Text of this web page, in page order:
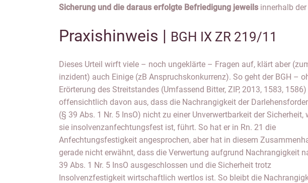
Sicherung und die daraus erfolgte Befriedigung jeweils innerhalb
Praxishinweis | BGH IX ZR 219/11
Dieses Urteil wirft viele – noch ungeklärte – Fragen auf, klärt aber
inzident) auch Einige (zB Anspruchskonkurrenz). So geht der BGH –
Erörterung des Streitstandes (Umfassend Bitter, ZIP, 2013, 1583,
offensichtlich davon aus, dass die Nachrangigkeit der
(§ 39 Abs. 1 Nr. 5 InsO) nicht zu einer Unverwertbarkeit der Sicherheit,
sie insolvenzanfechtungsfest ist, führt. So hat er in Rn. 21 die
Anfechtungsfestigkeit angesprochen, aber hat in diesem
gerade nicht erwähnt, dass die Verwertung aufgrund Nachrangigkeit
39 Abs. 1 Nr. 5 InsO ausgeschlossen und die Sicherheit trotz
Insolvenzfestigkeit wirtschaftlich wertlos ist. So bleibt die